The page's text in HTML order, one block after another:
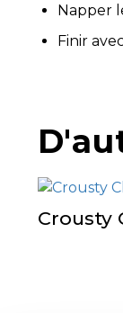
Napper
Finir
Crousty